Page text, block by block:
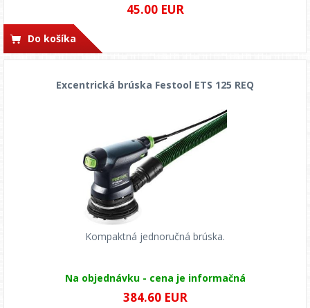
45.00 EUR
Do košíka
Excentrická brúska Festool ETS 125 REQ
Kompaktná jednoručná brúska.
Na objednávku - cena je informačná
384.60 EUR